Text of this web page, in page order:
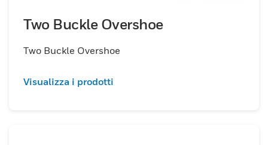
Two Buckle Overshoe
Two Buckle Overshoe
Visualizza i prodotti